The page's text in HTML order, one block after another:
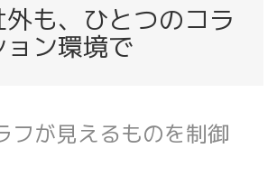
も、ひとつのコラ
ン環境で
フが見えるものを制御